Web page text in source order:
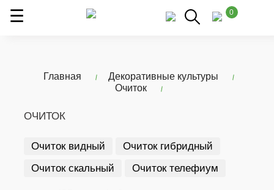
0
Главная
Декоративные культуры
Очиток
ОЧИТОК
Очиток видный
Очиток гибридный
Очиток скальный
Очиток телефиум